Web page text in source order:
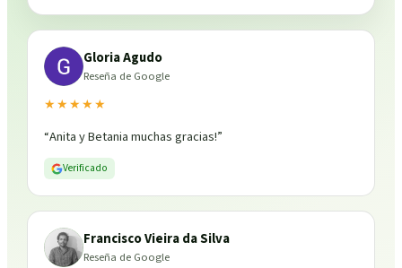
Gloria Agudo
Reseña de Google
★★★★★
“Anita y Betania muchas gracias!”
Verificado
Francisco Vieira da Silva
Reseña de Google